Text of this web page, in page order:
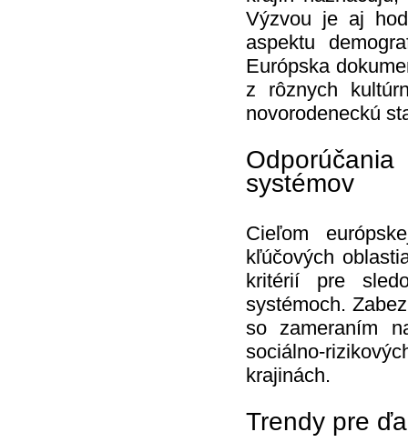
Výzvou je aj
aspektu
Európska
z rôznych
novorodeneckú
systémov
Cieľom
kľúčových
kritérií pre
systémoch.
so zameraním
sociálno-
krajinách.
Trendy pre